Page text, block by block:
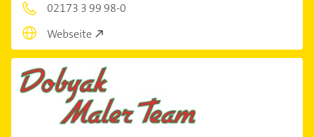
02173 3 99 98-0
Webseite